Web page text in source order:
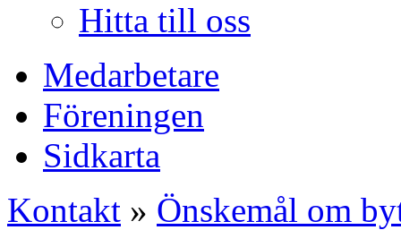
Hitta till oss
Medarbetare
Föreningen
Sidkarta
Kontakt » Önskemål om